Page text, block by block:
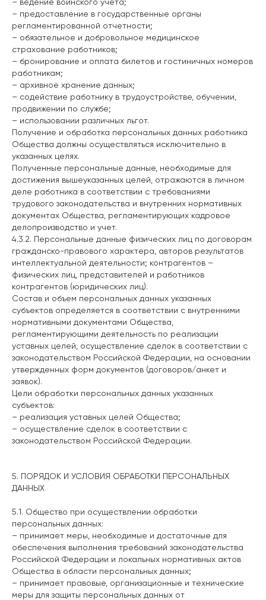
– предоставление в государственные органы
регламентированной отчетности;
– обязательное и добровольное медицинское
страхование работников;
– бронирование и оплата билетов и гостиничных номеров
работникам;
– архивное хранение данных;
– содействие работнику в трудоустройстве, обучении,
продвижении по службе;
– использовании различных льгот.
Получение и обработка персональных данных работника
Общества должны осуществляться исключительно в
указанных целях.
Полученные персональные данные, необходимые для
достижения вышеуказанных целей, отражаются в личном
деле работника в соответствии с требованиями
трудового законодательства и внутренних нормативных
документах Общества, регламентирующих кадровое
делопроизводство и учет.
4.3.2. Персональные данные физических лиц по договорам
гражданско-правового характера, авторов результатов
интеллектуальной деятельности; контрагентов –
физических лиц, представителей и работников
контрагентов (юридических лиц).
Состав и объем персональных данных указанных
субъектов определяется в соответствии с внутренними
нормативными документами Общества,
регламентирующими деятельность по реализации
уставных целей, осуществление сделок в соответствии с
законодательством Российской Федерации, на основании
утвержденных форм документов (договоров/анкет и
заявок).
Цели обработки персональных данных указанных
субъектов:
– реализация уставных целей Общества;
– осуществление сделок в соответствии с
законодательством Российской Федерации.
5. ПОРЯДОК И УСЛОВИЯ ОБРАБОТКИ ПЕРСОНАЛЬНЫХ
ДАННЫХ
5.1. Общество при осуществлении обработки
персональных данных:
– принимает меры, необходимые и достаточные для
обеспечения выполнения требований законодательства
Российской Федерации и локальных нормативных актов
Общества в области персональных данных;
– принимает правовые, организационные и технические
меры для защиты персональных данных от